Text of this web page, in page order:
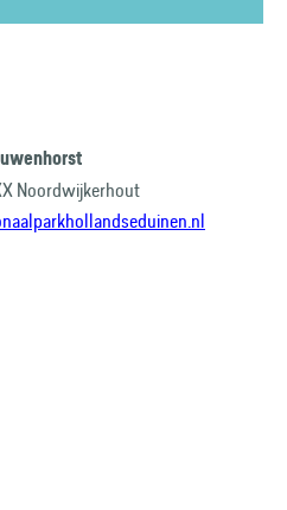
Noordwijkerhout